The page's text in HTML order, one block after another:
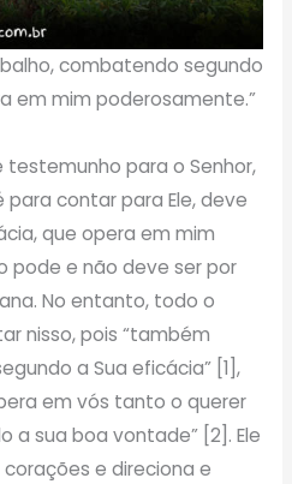
combatendo segundo
em mim poderosamente.”
testemunho para o Senhor,
contar para Ele, deve
que opera em mim
pode e não deve ser por
No entanto, todo o
nisso, pois “também
a Sua eficácia” [1],
em vós tanto o querer
a sua boa vontade” [2]. Ele
e direciona e